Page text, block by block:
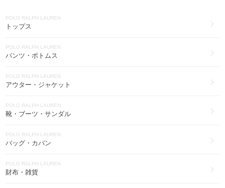
腕時計(19)
アクセサリー(14)
スマホケース・テックアクセサリー(12)
スーツ(5)
フィットネス(2)
POLO RALPH LAUREN
トップス
POLO RALPH LAUREN
パンツ・ボトムス
POLO RALPH LAUREN
アウター・ジャケット
POLO RALPH LAUREN
靴・ブーツ・サンダル
POLO RALPH LAUREN
バッグ・カバン
POLO RALPH LAUREN
財布・雑貨